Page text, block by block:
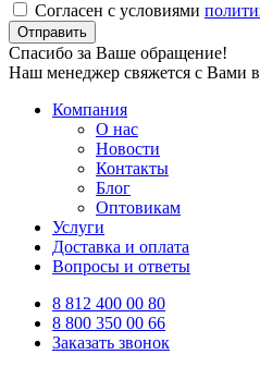
Согласен с условиями
Отправить
Спасибо за Ваше обращение!
Наш менеджер свяжется с Вами
Компания
О нас
Новости
Контакты
Блог
Оптовикам
Услуги
Доставка и оплата
Вопросы и ответы
8 812 400 00 80
8 800 350 00 66
Заказать звонок